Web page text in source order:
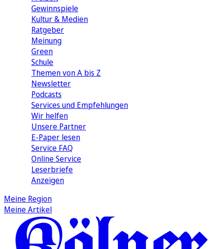
Gewinnspiele
Kultur & Medien
Ratgeber
Meinung
Green
Schule
Themen von A bis Z
Newsletter
Podcasts
Services und Empfehlungen
Wir helfen
Unsere Partner
E-Paper lesen
Service FAQ
Online Service
Leserbriefe
Anzeigen
Meine Region
Meine Artikel